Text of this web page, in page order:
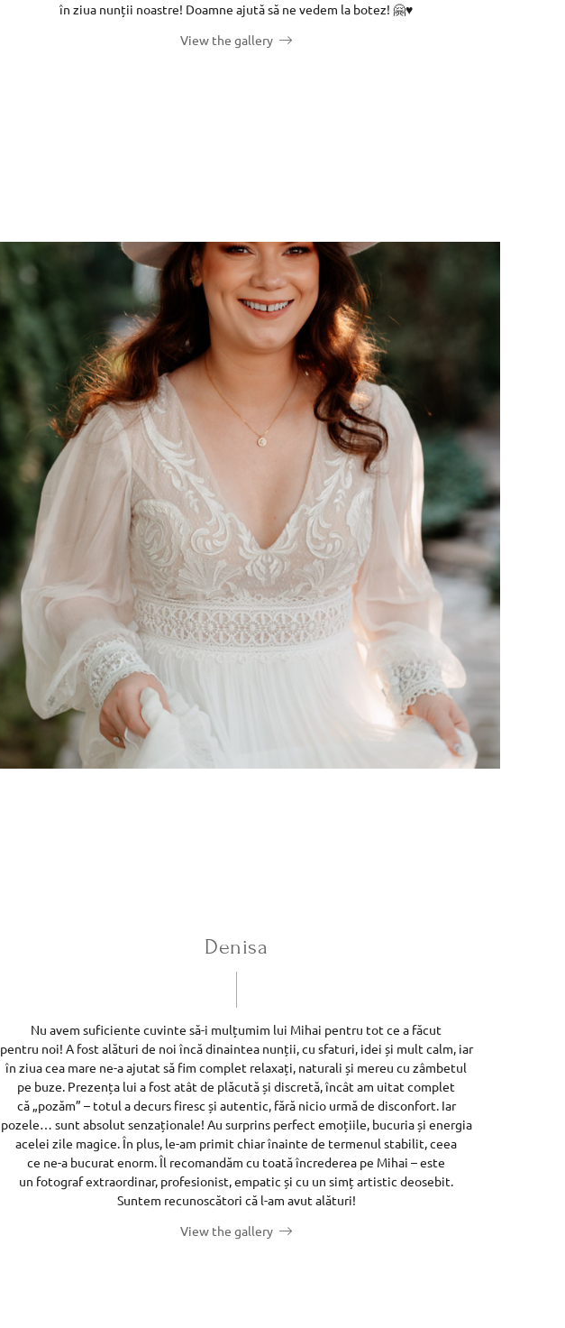
în ziua nunții noastre! Doamne ajută să ne vedem la botez! 🤗♥️
View the gallery
Denisa
Nu avem suficiente cuvinte să-i mulțumim lui Mihai pentru tot ce a făcut
pentru noi! A fost alături de noi încă dinaintea nunții, cu sfaturi, idei și mult calm, iar
în ziua cea mare ne-a ajutat să fim complet relaxați, naturali și mereu cu zâmbetul
pe buze. Prezența lui a fost atât de plăcută și discretă, încât am uitat complet
că „pozăm” – totul a decurs firesc și autentic, fără nicio urmă de disconfort. Iar
pozele… sunt absolut senzaționale! Au surprins perfect emoțiile, bucuria și energia
acelei zile magice. În plus, le-am primit chiar înainte de termenul stabilit, ceea
ce ne-a bucurat enorm. Îl recomandăm cu toată încrederea pe Mihai – este
un fotograf extraordinar, profesionist, empatic și cu un simț artistic deosebit.
Suntem recunoscători că l-am avut alături!
View the gallery